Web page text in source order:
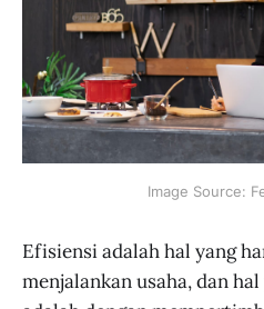
Image Source:
Efisiensi adalah hal yang
menjalankan usaha, dan